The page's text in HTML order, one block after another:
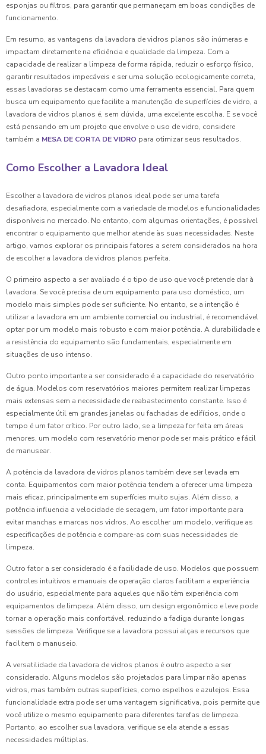
esponjas ou filtros, para garantir que permaneçam em boas condições de
funcionamento.
Em resumo, as vantagens da lavadora de vidros planos são inúmeras e
impactam diretamente na eficiência e qualidade da limpeza. Com a
capacidade de realizar a limpeza de forma rápida, reduzir o esforço físico,
garantir resultados impecáveis e ser uma solução ecologicamente correta,
essas lavadoras se destacam como uma ferramenta essencial. Para quem
busca um equipamento que facilite a manutenção de superfícies de vidro, a
lavadora de vidros planos é, sem dúvida, uma excelente escolha. E se você
está pensando em um projeto que envolve o uso de vidro, considere
também a MESA DE CORTA DE VIDRO para otimizar seus resultados.
Como Escolher a Lavadora Ideal
Escolher a lavadora de vidros planos ideal pode ser uma tarefa
desafiadora, especialmente com a variedade de modelos e funcionalidades
disponíveis no mercado. No entanto, com algumas orientações, é possível
encontrar o equipamento que melhor atende às suas necessidades. Neste
artigo, vamos explorar os principais fatores a serem considerados na hora
de escolher a lavadora de vidros planos perfeita.
O primeiro aspecto a ser avaliado é o tipo de uso que você pretende dar à
lavadora. Se você precisa de um equipamento para uso doméstico, um
modelo mais simples pode ser suficiente. No entanto, se a intenção é
utilizar a lavadora em um ambiente comercial ou industrial, é recomendável
optar por um modelo mais robusto e com maior potência. A durabilidade e
a resistência do equipamento são fundamentais, especialmente em
situações de uso intenso.
Outro ponto importante a ser considerado é a capacidade do reservatório
de água. Modelos com reservatórios maiores permitem realizar limpezas
mais extensas sem a necessidade de reabastecimento constante. Isso é
especialmente útil em grandes janelas ou fachadas de edifícios, onde o
tempo é um fator crítico. Por outro lado, se a limpeza for feita em áreas
menores, um modelo com reservatório menor pode ser mais prático e fácil
de manusear.
A potência da lavadora de vidros planos também deve ser levada em
conta. Equipamentos com maior potência tendem a oferecer uma limpeza
mais eficaz, principalmente em superfícies muito sujas. Além disso, a
potência influencia a velocidade de secagem, um fator importante para
evitar manchas e marcas nos vidros. Ao escolher um modelo, verifique as
especificações de potência e compare-as com suas necessidades de
limpeza.
Outro fator a ser considerado é a facilidade de uso. Modelos que possuem
controles intuitivos e manuais de operação claros facilitam a experiência
do usuário, especialmente para aqueles que não têm experiência com
equipamentos de limpeza. Além disso, um design ergonômico e leve pode
tornar a operação mais confortável, reduzindo a fadiga durante longas
sessões de limpeza. Verifique se a lavadora possui alças e recursos que
facilitem o manuseio.
A versatilidade da lavadora de vidros planos é outro aspecto a ser
considerado. Alguns modelos são projetados para limpar não apenas
vidros, mas também outras superfícies, como espelhos e azulejos. Essa
funcionalidade extra pode ser uma vantagem significativa, pois permite que
você utilize o mesmo equipamento para diferentes tarefas de limpeza.
Portanto, ao escolher sua lavadora, verifique se ela atende a essas
necessidades múltiplas.